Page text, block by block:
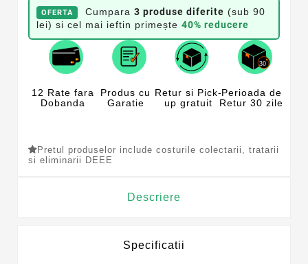
OFERTA Cumpara 3 produse diferite (sub 90
lei) si cel mai ieftin primește 40% reducere
12 Rate fara
Dobanda
Produs cu
Garatie
Retur si Pick-
up gratuit
Perioada de
Retur 30 zile
Pretul produselor include costurile colectarii, tratarii
si eliminarii DEEE
Descriere
Specificatii